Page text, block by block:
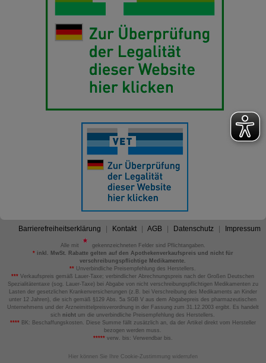
Barrierefreiheitserklärung Kontakt AGB Datenschutz Impressum
Alle mit
gekennzeichneten Felder sind Pflichtangaben.
*inkl. MwSt. Rabatte gelten auf den Apothekenverkaufspreis und nicht für
verschreibungspflichtige Medikamente.
** Unverbindliche Preisempfehlung des Herstellers.
*** Verkaufspreis gemäß Lauer-Taxe; verbindlicher Abrechnungspreis nach der Großen Deutschen
Spezialitätentaxe (sog. Lauer-Taxe) bei Abgabe von nicht verschreibungspflichtigen Medikamenten zu
Lasten der gesetzlichen Krankenversicherungen (z.B. bei Verschreibung des Medikaments an Kinder
unter 12 Jahren), die sich gemäß §129 Abs. 5a SGB V aus dem Abgabepreis des pharmazeutischen
Unternehmens und der Arzneimittelpreisverordnung in der Fassung zum 31.12.2003 ergibt. Es handelt
sich nicht um die unverbindliche Preisempfehlung des Herstellers.
****BK: Beschaffungskosten. Diese Summe fällt zusätzlich an, da der Artikel direkt vom Hersteller
bezogen werden muss.
*****verw. bis: Verwendbar bis.
Hier können Sie Ihre Cookie-Zustimmung widerrufen